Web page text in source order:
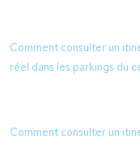
Comment consulter un
réel dans les parkings du
Comment consulter un